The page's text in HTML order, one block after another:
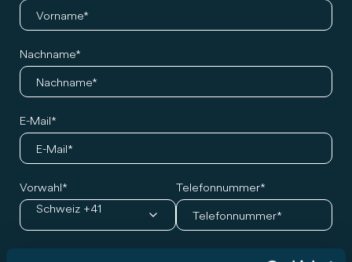
Nachname
E-Mail
Vorwahl
Schweiz +41
Telefonnummer